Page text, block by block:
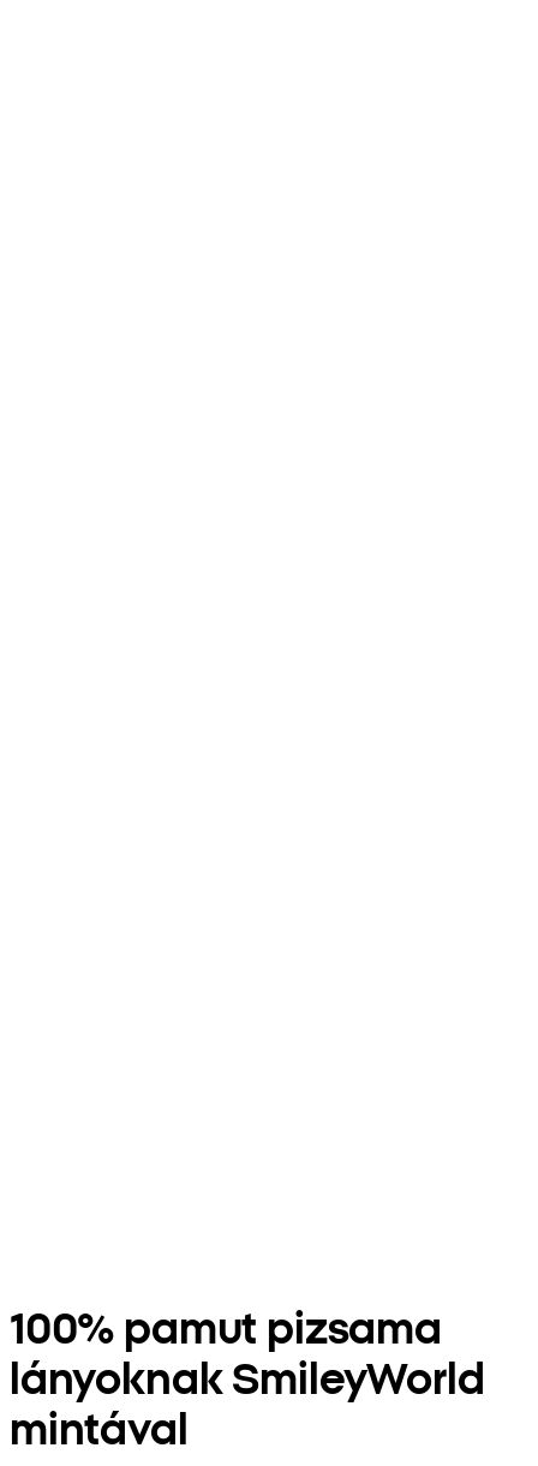
100% pamut pizsama
lányoknak SmileyWorld
mintával